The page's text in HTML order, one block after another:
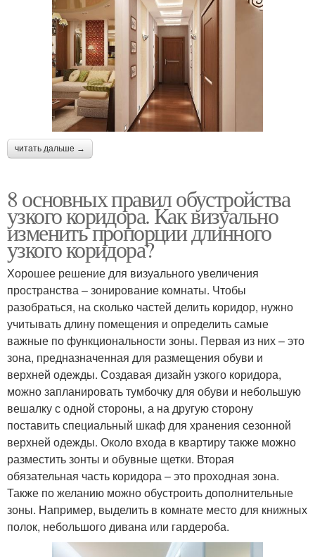
читать дальше →
8 основных правил обустройства
узкого коридора. Как визуально
изменить пропорции длинного
узкого коридора?
Хорошее решение для визуального увеличения
пространства – зонирование комнаты. Чтобы
разобраться, на сколько частей делить коридор, нужно
учитывать длину помещения и определить самые
важные по функциональности зоны. Первая из них – это
зона, предназначенная для размещения обуви и
верхней одежды. Создавая дизайн узкого коридора,
можно запланировать тумбочку для обуви и небольшую
вешалку с одной стороны, а на другую сторону
поставить специальный шкаф для хранения сезонной
верхней одежды. Около входа в квартиру также можно
разместить зонты и обувные щетки. Вторая
обязательная часть коридора – это проходная зона.
Также по желанию можно обустроить дополнительные
зоны. Например, выделить в комнате место для книжных
полок, небольшого дивана или гардероба.